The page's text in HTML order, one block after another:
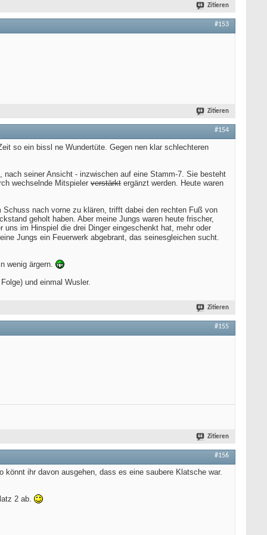
Zitieren
#153
Zitieren
#154
so ein bissl ne Wundertüte. Gegen nen klar schlechteren
seiner Ansicht - inzwischen auf eine Stamm-7. Sie besteht
wechselnde Mitspieler verstärkt ergänzt werden. Heute waren
nach vorne zu klären, trifft dabei den rechten Fuß von
geholt haben. Aber meine Jungs waren heute frischer,
im Hinspiel die drei Dinger eingeschenkt hat, mehr oder
Jungs ein Feuerwerk abgebrant, das seinesgleichen sucht.
wenig ärgern.
und einmal Wusler.
Zitieren
#155
Zitieren
#156
ihr davon ausgehen, dass es eine saubere Klatsche war.
2 ab.